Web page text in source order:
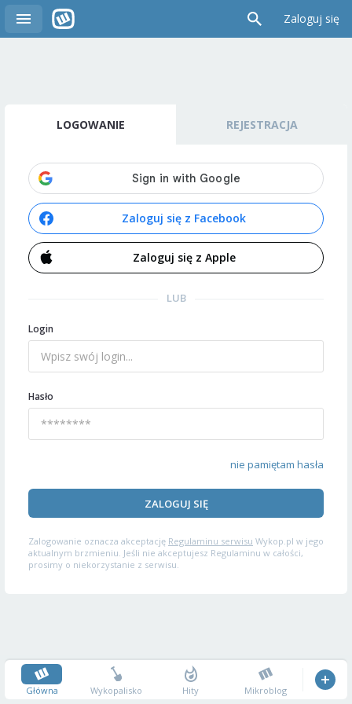
Zaloguj się
LOGOWANIE REJESTRACJA
Zaloguj się z Facebook
Zaloguj się z Apple
LUB
Login
Hasło
nie pamiętam hasła
ZALOGUJ SIĘ
Zalogowanie oznacza akceptację Regulaminu serwisu Wykop.pl w jego
aktualnym brzmieniu. Jeśli nie akceptujesz Regulaminu w całości,
prosimy o niekorzystanie z serwisu.
Główna Wykopalisko Hity Mikroblog